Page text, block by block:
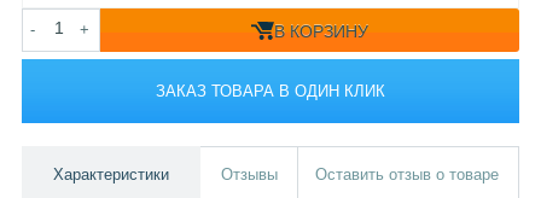
- + В КОРЗИНУ
ЗАКАЗ ТОВАРА В ОДИН КЛИК
Характеристики Отзывы Оставить отзыв о товаре